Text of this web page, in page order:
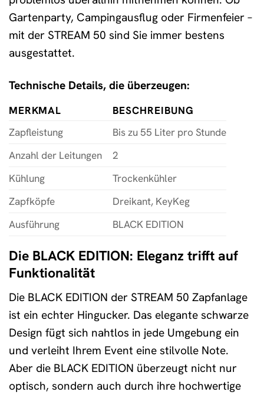
Gartenparty, Campingausflug oder Firmenfeier –
mit der STREAM 50 sind Sie immer bestens
ausgestattet.
Technische Details, die überzeugen:
MERKMAL
BESCHREIBUNG
Zapfleistung
Bis zu 55 Liter pro Stunde
Anzahl der Leitungen
2
Kühlung
Trockenkühler
Zapfköpfe
Dreikant, KeyKeg
Ausführung
BLACK EDITION
Die BLACK EDITION: Eleganz trifft auf
Funktionalität
Die BLACK EDITION der STREAM 50 Zapfanlage
ist ein echter Hingucker. Das elegante schwarze
Design fügt sich nahtlos in jede Umgebung ein
und verleiht Ihrem Event eine stilvolle Note.
Aber die BLACK EDITION überzeugt nicht nur
optisch, sondern auch durch ihre hochwertige